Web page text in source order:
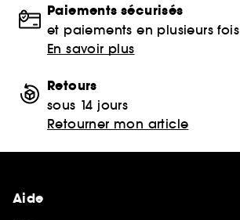
Paiements sécurisés
et paiements en plusieurs fois
En savoir plus
Retours
sous 14 jours
Retourner mon article
Aide